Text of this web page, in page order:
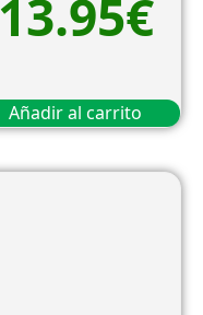
13.95€
Añadir al carrito